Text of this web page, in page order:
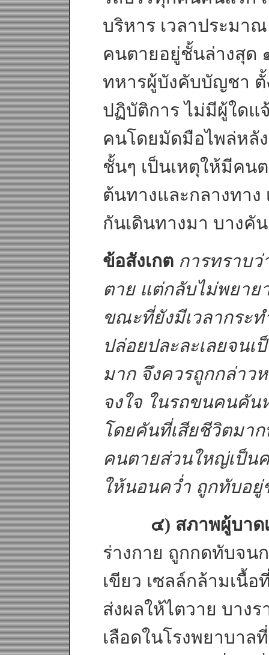
บริหาร เวลาประมา
คนตายอยู่ชั้นล่างสุด
ทหารผู้บังคับบัญชา
ปฏิบัติการ ไม่มีผู้ใดแ
คนโดยมัดมือไพล่หลั
ชั้นๆ เป็นเหตุให้มีคน
ต้นทางและกลางทา
กันเดินทางมา บางคั
ข้อสังเกต การทราบ
ตาย แต่กลับไม่พยาย
ขณะที่ยังมีเวลากระ
ปล่อยปละละเลยจนเ
มาก จึงควรถูกกล่าว
จงใจ ในรถขนคนคัน
โดยคันที่เสียชีวิตมา
คนตายส่วนใหญ่เป็น
ให้นอนคว่ำ ถูกทับอ
๔) สภาพผู้บาด
ร่างกาย ถูกกดทับจน
เขียว เซลล์กล้ามเนื้
ส่งผลให้ไตวาย บาง
เลือดในโรงพยาบาล